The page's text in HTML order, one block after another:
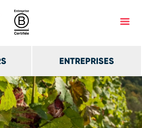
ENTREPRISES